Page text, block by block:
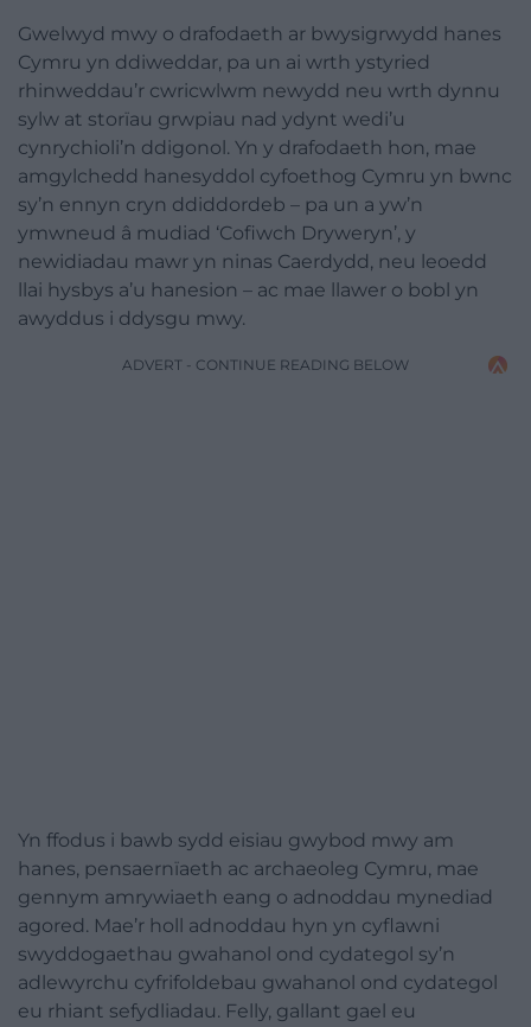
Gwelwyd mwy o drafodaeth ar bwysigrwydd hanes
Cymru yn ddiweddar, pa un ai wrth ystyried
rhinweddau’r cwricwlwm newydd neu wrth dynnu
sylw at storïau grwpiau nad ydynt wedi’u
cynrychioli’n ddigonol. Yn y drafodaeth hon, mae
amgylchedd hanesyddol cyfoethog Cymru yn bwnc
sy’n ennyn cryn ddiddordeb – pa un a yw’n
ymwneud â mudiad ‘Cofiwch Dryweryn’, y
newidiadau mawr yn ninas Caerdydd, neu leoedd
llai hysbys a’u hanesion – ac mae llawer o bobl yn
awyddus i ddysgu mwy.
ADVERT - CONTINUE READING BELOW
Yn ffodus i bawb sydd eisiau gwybod mwy am
hanes, pensaernïaeth ac archaeoleg Cymru, mae
gennym amrywiaeth eang o adnoddau mynediad
agored. Mae’r holl adnoddau hyn yn cyflawni
swyddogaethau gwahanol ond cydategol sy’n
adlewyrchu cyfrifoldebau gwahanol ond cydategol
eu rhiant sefydliadau. Felly, gallant gael eu